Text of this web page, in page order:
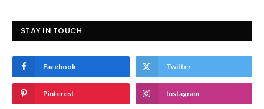
STAY IN TOUCH
Facebook Twitter
Pinterest Instagram